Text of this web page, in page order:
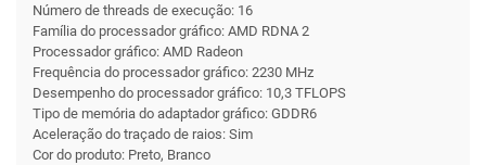
Número de threads de execução: 16
Família do processador gráfico: AMD RDNA 2
Processador gráfico: AMD Radeon
Frequência do processador gráfico: 2230 MHz
Desempenho do processador gráfico: 10,3 TFLOPS
Tipo de memória do adaptador gráfico: GDDR6
Aceleração do traçado de raios: Sim
Cor do produto: Preto, Branco